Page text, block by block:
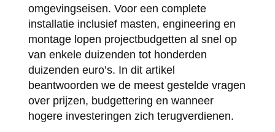
omgevingseisen. Voor een complete
installatie inclusief masten, engineering en
montage lopen projectbudgetten al snel op
van enkele duizenden tot honderden
duizenden euro’s. In dit artikel
beantwoorden we de meest gestelde vragen
over prijzen, budgettering en wanneer
hogere investeringen zich terugverdienen.